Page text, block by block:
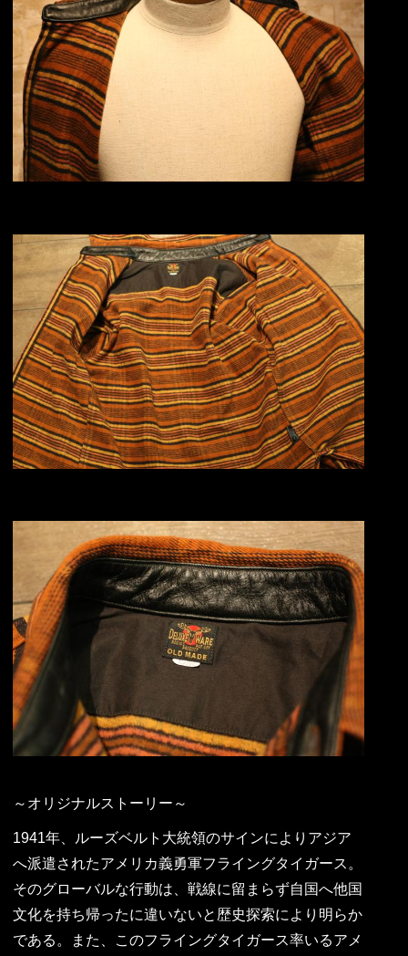
～オリジナルストーリー～
1941年、ルーズベルト大統領のサインによりアジア
へ派遣されたアメリカ義勇軍フライングタイガース。
そのグローバルな行動は、戦線に留まらず自国へ他国
文化を持ち帰ったに違いないと歴史探索により明らか
である。また、このフライングタイガース率いるアメ